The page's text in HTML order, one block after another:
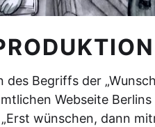
des Begriffs der
Webseite
wünschen, dann